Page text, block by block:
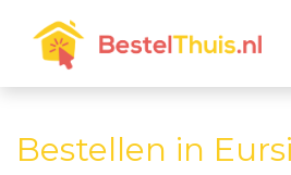
Bestellen in